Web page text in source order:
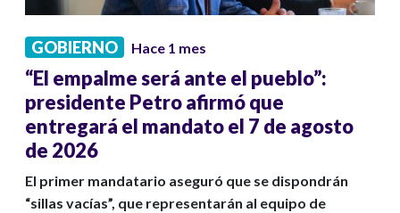
GOBIERNO Hace 1 mes
“El empalme será ante el pueblo”:
presidente Petro afirmó que
entregará el mandato el 7 de agosto
de 2026
El primer mandatario aseguró que se dispondrán
“sillas vacías”, que representarán al equipo de